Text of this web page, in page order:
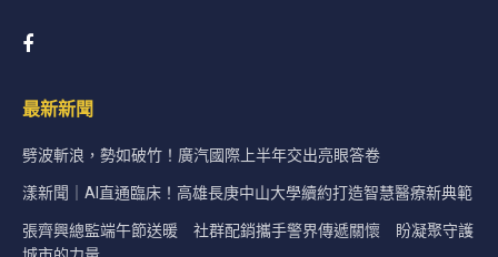
最新新聞
劈波斬浪，勢如破竹！廣汽國際上半年交出亮眼答卷
漾新聞｜AI直通臨床！高雄長庚中山大學續約打造智慧醫療新典範
張齊興總監端午節送暖 社群配銷攜手警界傳遞關懷 盼凝聚守護